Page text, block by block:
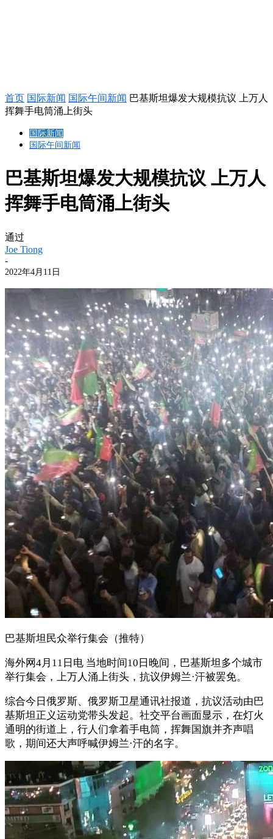
首页 国际新闻 国际午间新闻 巴基斯坦爆发大规模抗议 上万人
挥舞手电筒涌上街头
国际新闻
国际午间新闻
巴基斯坦爆发大规模抗议 上万人
挥舞手电筒涌上街头
通过
Joe Tiong
-
2022年4月11日
巴基斯坦民众举行集会（推特）
海外网4月11日电 当地时间10日晚间，巴基斯坦多个城市
举行集会，上万人涌上街头，抗议伊姆兰·汗被罢免。
综合今日俄罗斯、俄罗斯卫星通讯社报道，抗议活动由巴
基斯坦正义运动党带头发起。社交平台画面显示，在灯火
通明的街道上，行人们拿着手电筒，挥舞国旗并齐声唱
歌，期间还大声呼喊伊姆兰·汗的名字。